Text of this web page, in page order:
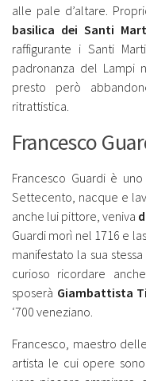
alle pale d’altare.
basilica dei Santi
raffigurante i Santi
padronanza del Lampi
presto però
ritrattistica.
Francesco
Francesco Guardi è
Settecento, nacque e
anche lui pittore, veniva
Guardi morì nel 1716 e
manifestato la sua
curioso ricordare
sposerà Giambattista
‘700 veneziano.
Francesco, maestro
artista le cui opere